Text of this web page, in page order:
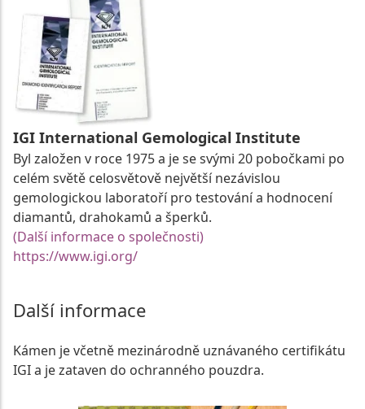
IGI International Gemological Institute
Byl založen v roce 1975 a je se svými 20 pobočkami po
celém světě celosvětově největší nezávislou
gemologickou laboratoří pro testování a hodnocení
diamantů, drahokamů a šperků.
(Další informace o společnosti)
https://www.igi.org/
Další informace
Kámen je včetně mezinárodně uznávaného certifikátu
IGI a je zataven do ochranného pouzdra.